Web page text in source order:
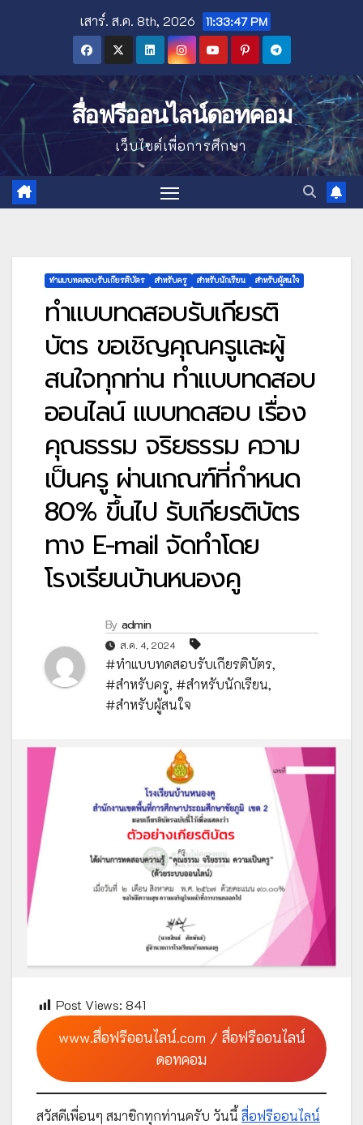
เสาร์. ส.ค. 8th, 2026 11:33:48 PM
สื่อฟรีออนไลน์ดอทคอม
เว็บไซต์เพื่อการศึกษา
ทำแบบทดสอบรับเกียรติบัตร สำหรับครู สำหรับนักเรียน สำหรับผู้สนใจ
ทำแบบทดสอบรับเกียรติ
บัตร ขอเชิญคุณครูและผู้
สนใจทุกท่าน ทำแบบทดสอบ
ออนไลน์ แบบทดสอบ เรื่อง
คุณธรรม จริยธรรม ความ
เป็นครู ผ่านเกณฑ์ที่กำหนด
80% ขึ้นไป รับเกียรติบัตร
ทาง E-mail จัดทำโดย
โรงเรียนบ้านหนองคู
By admin
ส.ค. 4, 2024
#ทำแบบทดสอบรับเกียรติบัตร,
#สำหรับครู, #สำหรับนักเรียน,
#สำหรับผู้สนใจ
Post Views: 841
www.สื่อฟรีออนไลน์.com / สื่อฟรีออนไลน์
ดอทคอม
สวัสดีเพื่อนๆ สมาชิกทุกท่านครับ วันนี้ สื่อฟรีออนไลน์